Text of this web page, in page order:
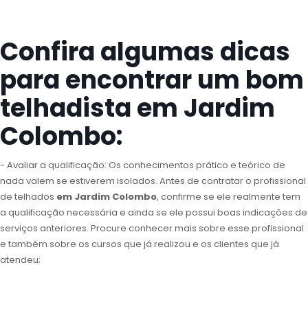
Confira algumas dicas
para encontrar um bom
telhadista em Jardim
Colombo:
- Avaliar a qualificação: Os conhecimentos prático e teórico de
nada valem se estiverem isolados. Antes de contratar o profissional
de telhados em Jardim Colombo, confirme se ele realmente tem
a qualificação necessária e ainda se ele possui boas indicações de
serviços anteriores. Procure conhecer mais sobre esse profissional
e também sobre os cursos que já realizou e os clientes que já
atendeu;